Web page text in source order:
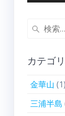
ヤ
検
カテゴ
金華山 (1)
三浦半島